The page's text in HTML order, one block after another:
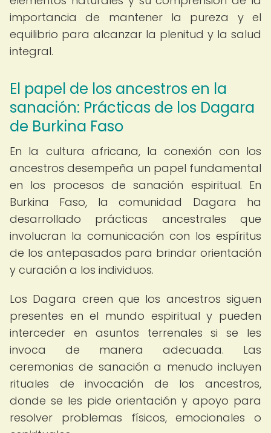
importancia de mantener la pureza y el
equilibrio para alcanzar la plenitud y la salud
integral.
El papel de los ancestros en la
sanación: Prácticas de los Dagara
de Burkina Faso
En la cultura africana, la conexión con los
ancestros desempeña un papel fundamental
en los procesos de sanación espiritual. En
Burkina Faso, la comunidad Dagara ha
desarrollado prácticas ancestrales que
involucran la comunicación con los espíritus
de los antepasados para brindar orientación
y curación a los individuos.
Los Dagara creen que los ancestros siguen
presentes en el mundo espiritual y pueden
interceder en asuntos terrenales si se les
invoca de manera adecuada. Las
ceremonias de sanación a menudo incluyen
rituales de invocación de los ancestros,
donde se les pide orientación y apoyo para
resolver problemas físicos, emocionales o